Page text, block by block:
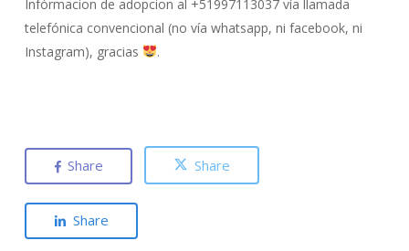
Infórmacion de adopcion al +51997113037 vía llamada
telefónica convencional (no vía whatsapp, ni facebook, ni
Instagram), gracias
.
Share Share
Share